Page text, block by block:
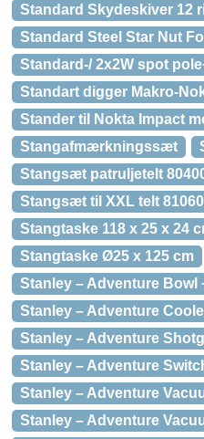
Standard Skydeskiver 12
Standard Steel Star Nut
Standard-/ 2x2W spot
Standart digger Makro-
Stander til Nokta Impact
Stangafmærkningssæt
Stangsæt patruljetelt
Stangsæt til XXL telt
Stangtaske 118 x 25 x 24
Stangtaske Ø25 x 125 cm
Stanley – Adventure
Stanley – Adventure
Stanley – Adventure
Stanley – Adventure
Stanley – Adventure
Stanley – Adventure